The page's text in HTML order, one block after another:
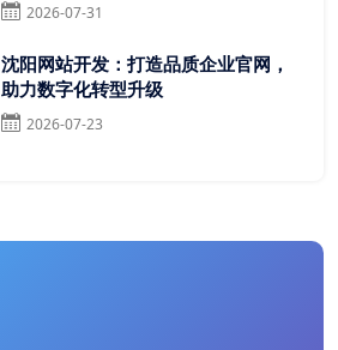
2026-07-31
沈阳网站开发：打造品质企业官网，
助力数字化转型升级
2026-07-23